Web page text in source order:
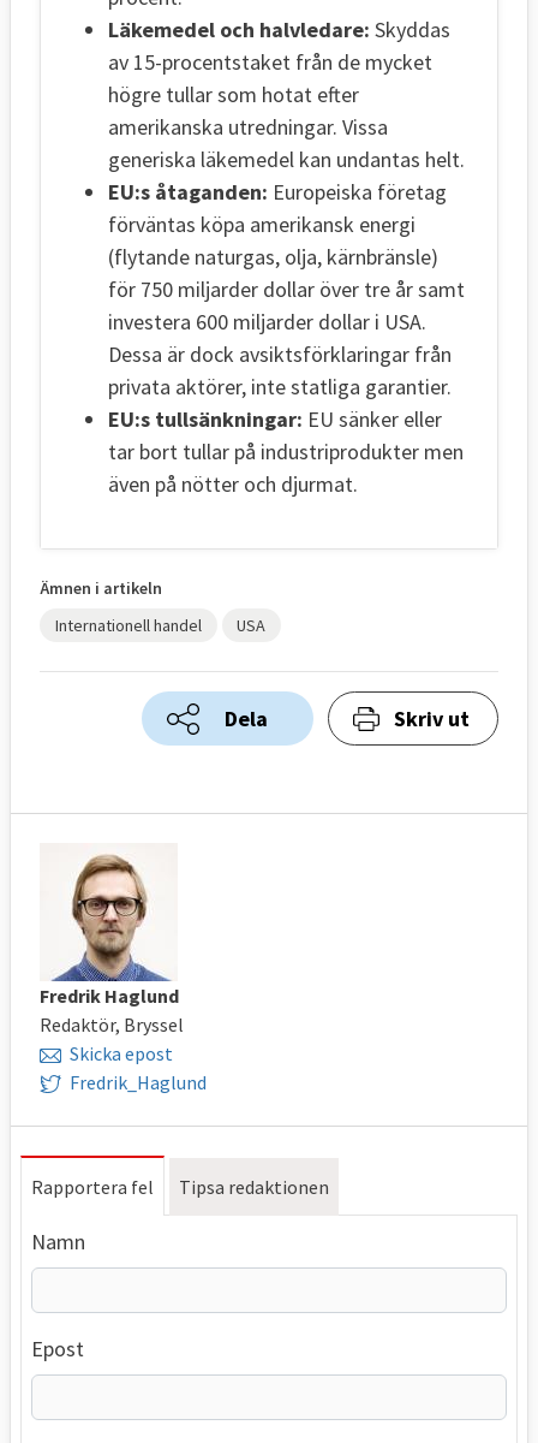
Läkemedel och halvledare: Skyddas
av 15-procentstaket från de mycket
högre tullar som hotat efter
amerikanska utredningar. Vissa
generiska läkemedel kan undantas helt.
EU:s åtaganden: Europeiska företag
förväntas köpa amerikansk energi
(flytande naturgas, olja, kärnbränsle)
för 750 miljarder dollar över tre år samt
investera 600 miljarder dollar i USA.
Dessa är dock avsiktsförklaringar från
privata aktörer, inte statliga garantier.
EU:s tullsänkningar: EU sänker eller
tar bort tullar på industriprodukter men
även på nötter och djurmat.
Ämnen i artikeln
Internationell handel
USA
Dela Skriv ut
Fredrik Haglund
Redaktör, Bryssel
Skicka epost
Fredrik_Haglund
Rapportera fel Tipsa redaktionen
Namn
Epost